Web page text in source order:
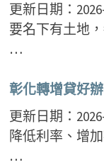
更新日期：
要名下有土地
…
彰化轉增貸好
更新日期：
降低利率、增
…